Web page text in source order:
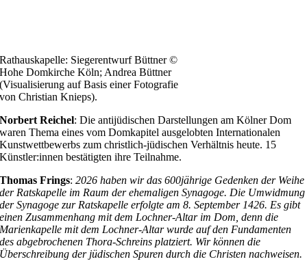
Rathauskapelle: Siegerentwurf Büttner ©
Hohe Domkirche Köln; Andrea Büttner
(Visualisierung auf Basis einer Fotografie
von Christian Knieps).
Norbert Reichel: Die antijüdischen Darstellungen am Kölner Dom
waren Thema eines vom Domkapitel ausgelobten Internationalen
Kunstwettbewerbs zum christlich-jüdischen Verhältnis heute. 15
Künstler:innen bestätigten ihre Teilnahme.
Thomas Frings:2026 haben wir das 600jährige Gedenken der Weihe
der Ratskapelle im Raum der ehemaligen Synagoge. Die Umwidmung
der Synagoge zur Ratskapelle erfolgte am 8. September 1426. Es gibt
einen Zusammenhang mit dem Lochner-Altar im Dom, denn die
Marienkapelle mit dem Lochner-Altar wurde auf den Fundamenten
des abgebrochenen Thora-Schreins platziert. Wir können die
Überschreibung der jüdischen Spuren durch die Christen nachweisen.